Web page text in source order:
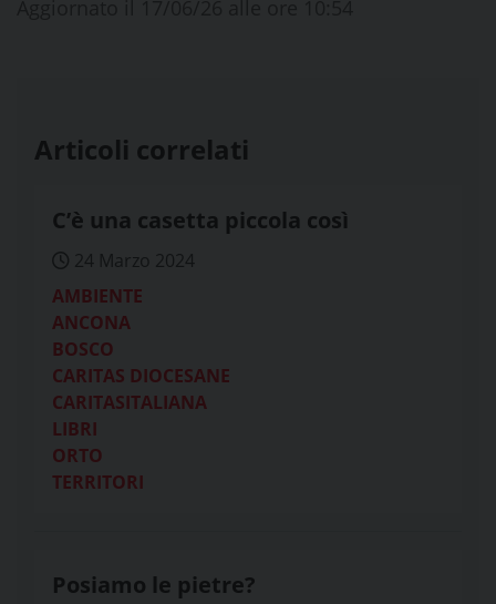
Articoli correlati
C’è una casetta piccola così
24 Marzo 2024
AMBIENTE
ANCONA
BOSCO
CARITAS DIOCESANE
CARITASITALIANA
LIBRI
ORTO
TERRITORI
Posiamo le pietre?